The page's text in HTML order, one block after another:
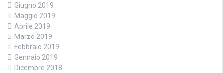
Giugno 2019
Maggio 2019
Aprile 2019
Marzo 2019
Febbraio 2019
Gennaio 2019
Dicembre 2018